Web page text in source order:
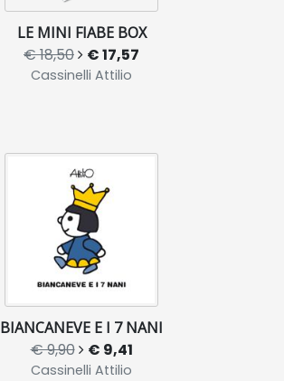
LE MINI FIABE BOX
€ 18,50 € 17,57
Cassinelli Attilio
BIANCANEVE E I 7 NANI
€ 9,90 € 9,41
Cassinelli Attilio